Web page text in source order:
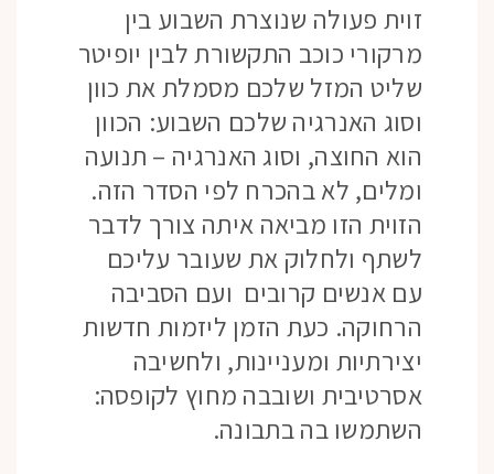
זוית פעולה שנוצרת השבוע בין
מרקורי כוכב התקשורת לבין יופיטר
שליט המזל שלכם מסמלת את כוון
וסוג האנרגיה שלכם השבוע: הכוון
הוא החוצה, וסוג האנרגיה – תנועה
ומלים, לא בהכרח לפי הסדר הזה.
הזוית הזו מביאה איתה צורך לדבר
לשתף ולחלוק את שעובר עליכם
עם אנשים קרובים ועם הסביבה
הרחוקה. כעת הזמן ליזמות חדשות
יצירתיות ומעניינות, ולחשיבה
אסרטיבית ושובבה מחוץ לקופסה:
השתמשו בה בתבונה.